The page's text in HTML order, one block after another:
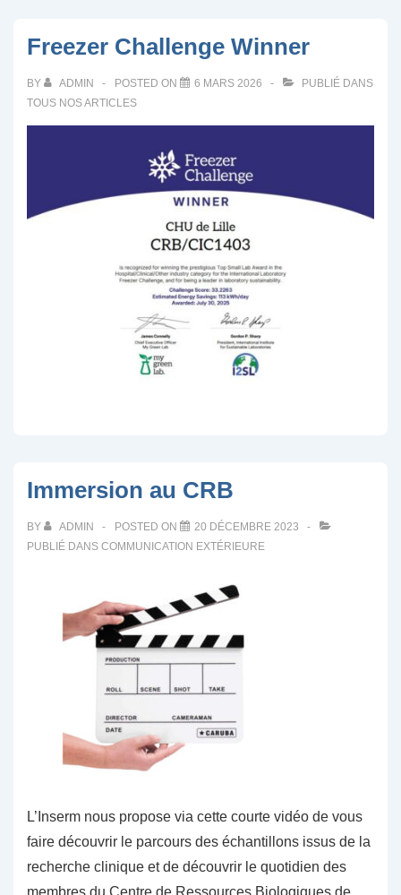
Freezer Challenge Winner
BY ADMIN POSTED ON 6 MARS 2026
PUBLIÉ DANS
TOUS NOS ARTICLES
Immersion au CRB
BY ADMIN POSTED ON
20 DÉCEMBRE 2023
PUBLIÉ DANS COMMUNICATION EXTÉRIEURE
L’Inserm nous propose via cette courte vidéo de vous
faire découvrir le parcours des échantillons issus de la
recherche clinique et de découvrir le quotidien des